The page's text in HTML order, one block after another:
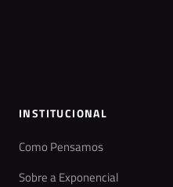
INSTITUCIONAL
Como Pensamos
Sobre a Exponencial